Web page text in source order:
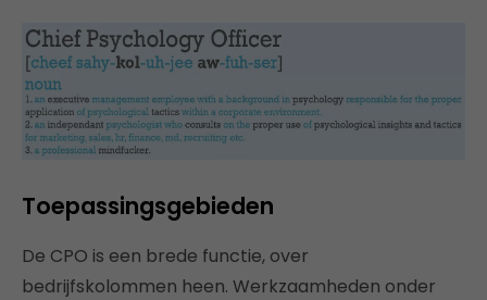
Toepassingsgebieden
De CPO is een brede functie, over
bedrijfskolommen heen. Werkzaamheden onder